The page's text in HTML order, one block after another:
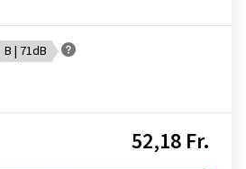
B | 71dB
52,18 Fr.